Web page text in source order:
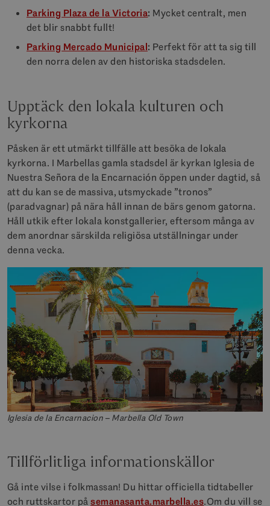
Parking Plaza de la Victoria: Mycket centralt, men
det blir snabbt fullt!
Parking Mercado Municipal: Perfekt för att ta sig till
den norra delen av den historiska stadsdelen.
Upptäck den lokala kulturen och
kyrkorna
Påsken är ett utmärkt tillfälle att besöka de lokala
kyrkorna. I Marbellas gamla stadsdel är kyrkan Iglesia de
Nuestra Señora de la Encarnación öppen under dagtid, så
att du kan se de massiva, utsmyckade ”tronos”
(paradvagnar) på nära håll innan de bärs genom gatorna.
Håll utkik efter lokala konstgallerier, eftersom många av
dem anordnar särskilda religiösa utställningar under
denna vecka.
Iglesia de la Encarnacion – Marbella Old Town
Tillförlitliga informationskällor
Gå inte vilse i folkmassan! Du hittar officiella tidtabeller
och ruttskartor påsemanasanta.marbella.es.Om du vill se